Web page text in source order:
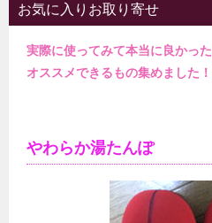
お気に入りお取り寄せ
実際に使ってみて本当に良かった
オススメできるもの集めました！
やわらか湯たんぽ